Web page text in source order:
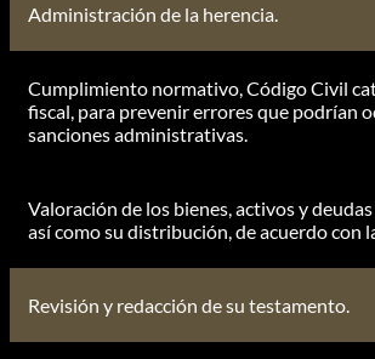
Administración de la herencia.
Cumplimiento normativo, Código Civil
fiscal, para prevenir errores que podrían
sanciones administrativas.
Valoración de los bienes, activos y
así como su distribución, de acuerdo con
Revisión y redacción de su testamento.